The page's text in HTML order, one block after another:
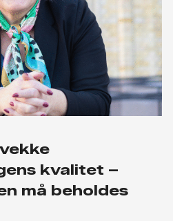
kvalitet –
må beholdes